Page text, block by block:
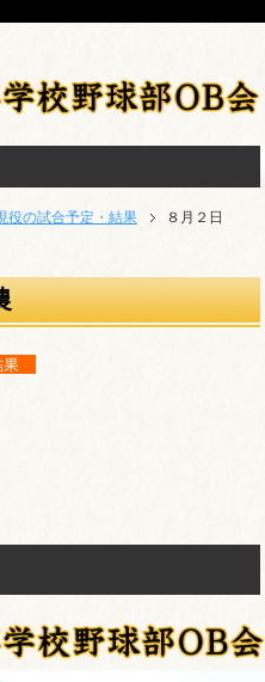
役の試合予定・結果
８月２日
果